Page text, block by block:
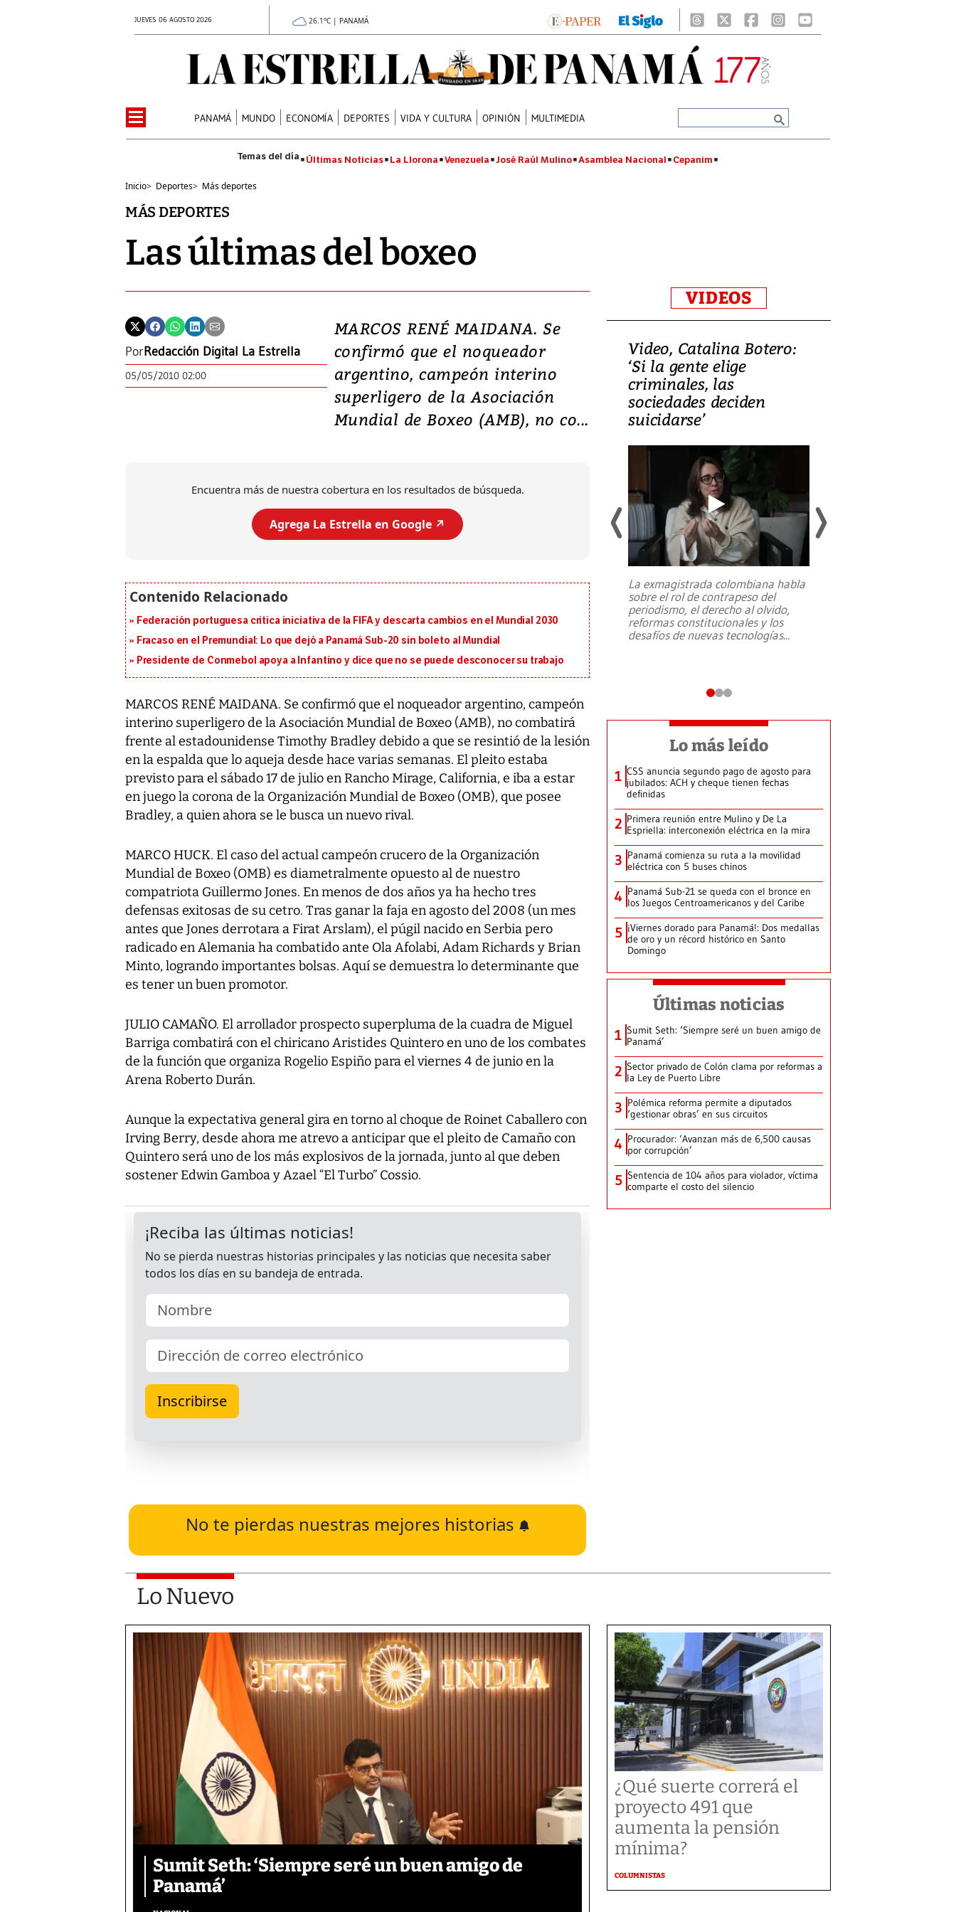
JUEVES 06 AGOSTO 2026 26.1°C | PANAMÁ
PANAMÁ MUNDO ECONOMÍA DEPORTES VIDA Y CULTURA OPINIÓN MULTIMEDIA
Últimas Noticias La Llorona Venezuela José Raúl Mulino Asamblea Nacional Cepanim
Inicio> Deportes> Más deportes
MÁS DEPORTES
Las últimas del boxeo
PorRedacción Digital La Estrella
05/05/2010 02:00
MARCOS RENÉ MAIDANA. Se
confirmó que el noqueador
argentino, campeón interino
superligero de la Asociación
Mundial de Boxeo (AMB), no co...
Encuentra más de nuestra cobertura en los resultados de búsqueda.
Agrega La Estrella en Google ↗️
Federación portuguesa critica iniciativa de la FIFA y descarta cambios en el Mundial 2030
Fracaso en el Premundial: Lo que dejó a Panamá Sub-20 sin boleto al Mundial
Presidente de Conmebol apoya a Infantino y dice que no se puede desconocer su trabajo
MARCOS RENÉ MAIDANA. Se confirmó que el noqueador argentino, campeón
interino superligero de la Asociación Mundial de Boxeo (AMB), no combatirá
frente al estadounidense Timothy Bradley debido a que se resintió de la lesión
en la espalda que lo aqueja desde hace varias semanas. El pleito estaba
previsto para el sábado 17 de julio en Rancho Mirage, California, e iba a estar
en juego la corona de la Organización Mundial de Boxeo (OMB), que posee
Bradley, a quien ahora se le busca un nuevo rival.
MARCO HUCK. El caso del actual campeón crucero de la Organización
Mundial de Boxeo (OMB) es diametralmente opuesto al de nuestro
compatriota Guillermo Jones. En menos de dos años ya ha hecho tres
defensas exitosas de su cetro. Tras ganar la faja en agosto del 2008 (un mes
antes que Jones derrotara a Firat Arslam), el púgil nacido en Serbia pero
radicado en Alemania ha combatido ante Ola Afolabi, Adam Richards y Brian
Minto, logrando importantes bolsas. Aquí se demuestra lo determinante que
es tener un buen promotor.
JULIO CAMAÑO. El arrollador prospecto superpluma de la cuadra de Miguel
Barriga combatirá con el chiricano Aristides Quintero en uno de los combates
de la función que organiza Rogelio Espiño para el viernes 4 de junio en la
Arena Roberto Durán.
Aunque la expectativa general gira en torno al choque de Roinet Caballero con
Irving Berry, desde ahora me atrevo a anticipar que el pleito de Camaño con
Quintero será uno de los más explosivos de la jornada, junto al que deben
sostener Edwin Gamboa y Azael “El Turbo” Cossio.
No te pierdas nuestras mejores historias
VIDEOS
Video, Japón: Terremoto
deja heridos y graves
daños en Kumamoto
al sur de Japón, provocando una
Video, Catalina Botero:
‘Si la gente elige
criminales, las
sociedades deciden
suicidarse’
La exmagistrada colombiana habla
sobre el rol de contrapeso del
periodismo, el derecho al olvido,
reformas constitucionales y los
desafíos de nuevas tecnologías...
Lo más leído
1 CSS anuncia segundo pago de agosto para
jubilados: ACH y cheque tienen fechas
definidas
2 Primera reunión entre Mulino y De La
Espriella: interconexión eléctrica en la mira
3 Panamá comienza su ruta a la movilidad
eléctrica con 5 buses chinos
4 Panamá Sub-21 se queda con el bronce en
los Juegos Centroamericanos y del Caribe
5 ¡Viernes dorado para Panamá!: Dos medallas
de oro y un récord histórico en Santo
Domingo
Últimas noticias
1 Sumit Seth: ‘Siempre seré un buen amigo de
Panamá’
2 Sector privado de Colón clama por reformas a
la Ley de Puerto Libre
3 Polémica reforma permite a diputados
‘gestionar obras’ en sus circuitos
4 Procurador: ‘Avanzan más de 6,500 causas
por corrupción’
5 Sentencia de 104 años para violador, víctima
comparte el costo del silencio
Lo Nuevo
Sumit Seth: ‘Siempre seré un buen amigo de
Panamá’
¿Qué suerte correrá el
proyecto 491 que
aumenta la pensión
mínima?
COLUMNISTAS